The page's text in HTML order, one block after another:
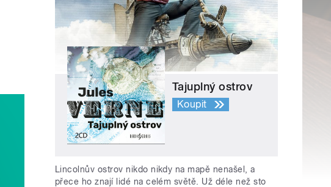
Tajuplný ostrov
Koupit
Lincolnův ostrov nikdo nikdy na mapě nenašel, a
přece ho znají lidé na celém světě. Už déle než sto